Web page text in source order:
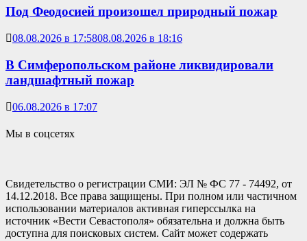
Под Феодосией произошел природный пожар
08.08.2026 в 17:5808.08.2026 в 18:16
В Симферопольском районе ликвидировали
ландшафтный пожар
06.08.2026 в 17:07
Мы в соцсетях
Свидетельство о регистрации СМИ: ЭЛ № ФС 77 - 74492, от
14.12.2018. Все права защищены. При полном или частичном
использовании материалов активная гиперссылка на
источник «Вести Севастополя» обязательна и должна быть
доступна для поисковых систем. Сайт может содержать